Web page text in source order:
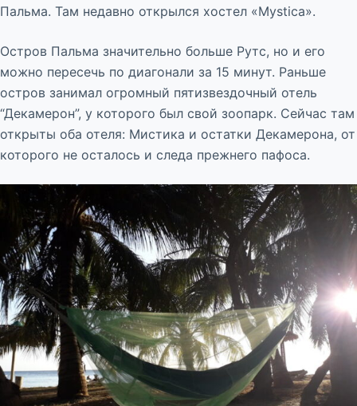
Пальма. Там недавно открылся хостел «Mystica».
Остров Пальма значительно больше Рутс, но и его
можно пересечь по диагонали за 15 минут. Раньше
остров занимал огромный пятизвездочный отель
“Декамерон”, у которого был свой зоопарк. Сейчас там
открыты оба отеля: Мистика и остатки Декамерона, от
которого не осталось и следа прежнего пафоса.